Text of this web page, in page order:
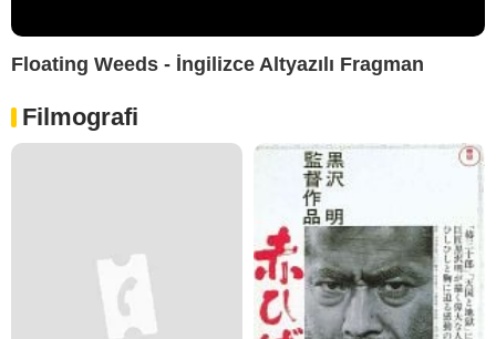
Floating Weeds - İngilizce Altyazılı Fragman
Filmografi